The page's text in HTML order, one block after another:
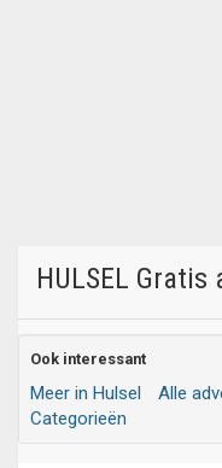
HULSEL
Ook interessant
Meer in Hulsel Alle
Categorieën